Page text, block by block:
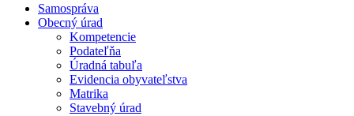
Samospráva
Obecný úrad
Kompetencie
Podateľňa
Úradná tabuľa
Evidencia obyvateľstva
Matrika
Stavebný úrad